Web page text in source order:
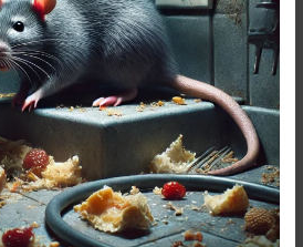
الأقرب
اليك